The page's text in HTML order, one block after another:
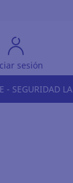
sesión
- SEGURIDAD